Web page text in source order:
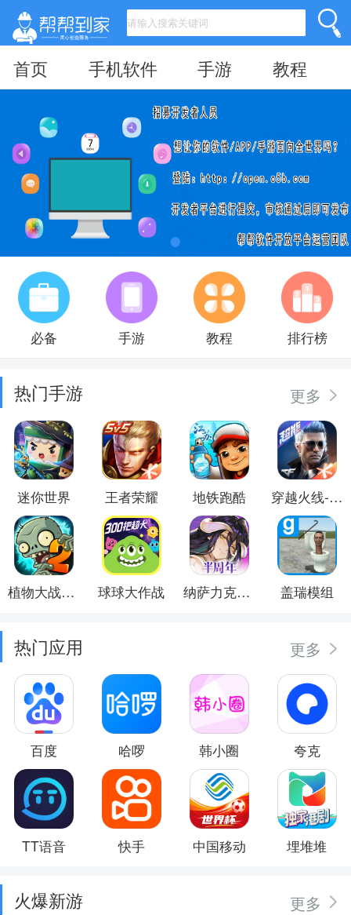
首页 手机软件 手游 教程
必备 手游 教程 排行榜
热门手游 更多
迷你世界 王者荣耀 地铁跑酷 穿越火线-枪战王者
植物大战僵尸2 球球大作战 纳萨力克之王 盖瑞模组
热门应用 更多
百度 哈啰 韩小圈 夸克
TT语音 快手 中国移动 埋堆堆
火爆新游 更多